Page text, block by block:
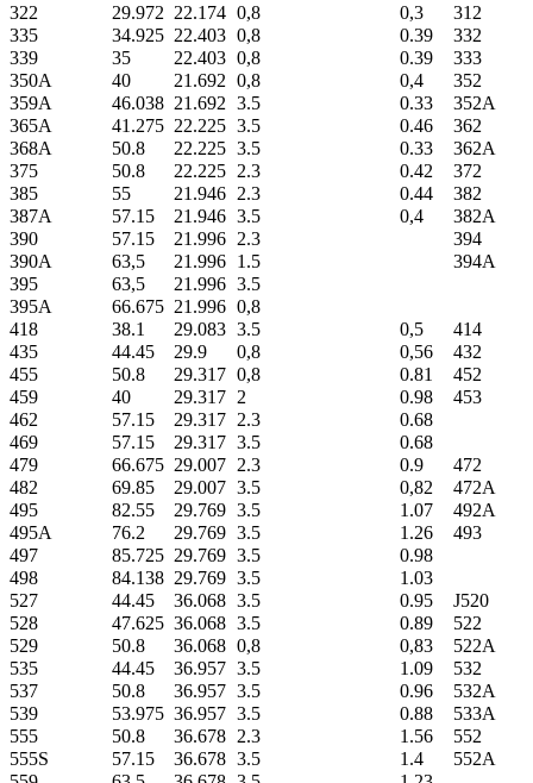
322
29.972 22.174 0,8 0,3
312
335
34.925 22.403 0,8 0.39
332
339
35 22.403 0,8 0.39
333
350A
40 21.692 0,8 0,4
352
359A
46.038 21.692 3.5 0.33
352A
365A
41.275 22.225 3.5 0.46
362
368A
50.8 22.225 3.5 0.33
362A
375
50.8 22.225 2.3 0.42
372
385
55 21.946 2.3 0.44
382
387A
57.15 21.946 3.5 0,4
382A
390
57.15 21.996 2.3
394
390A
63,5 21.996 1.5
394A
395
63,5 21.996 3.5
395A
66.675 21.996 0,8
418
38.1 29.083 3.5 0,5
414
435
44.45 29.9 0,8 0,56
432
455
50.8 29.317 0,8 0.81
452
459
40 29.317 2 0.98
453
462
57.15 29.317 2.3
0.68
469
57.15 29.317 3.5
0.68
479
66.675 29.007 2.3 0.9
472
482
69.85 29.007 3.5 0,82
472A
495
82.55 29.769 3.5 1.07
492A
495A
76.2 29.769 3.5 1.26
493
497
85.725 29.769 3.5
0.98
498
84.138 29.769 3.5
1.03
527
44.45 36.068 3.5 0.95
J520
528
47.625 36.068 3.5 0.89
522
529
50.8 36.068 0,8 0,83
522A
535
44.45 36.957 3.5 1.09
532
537
50.8 36.957 3.5 0.96
532A
539
53.975 36.957 3.5 0.88
533A
555
50.8 36.678 2.3 1.56
552
555S
57.15 36.678 3.5 1.4
552A